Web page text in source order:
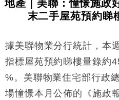
11:12
國際｜特朗普料美伊
張
司
18:31
財經｜華僑銀行上半
47仙
財經｜滙豐上調香港
及消費表現
地產｜美聯：憧憬施政
末二手屋苑預約睇
據美聯物業分行統計，本
指標屋苑預約睇樓量錄約
%。美聯物業住宅部行政
場憧憬本月公佈的《施政